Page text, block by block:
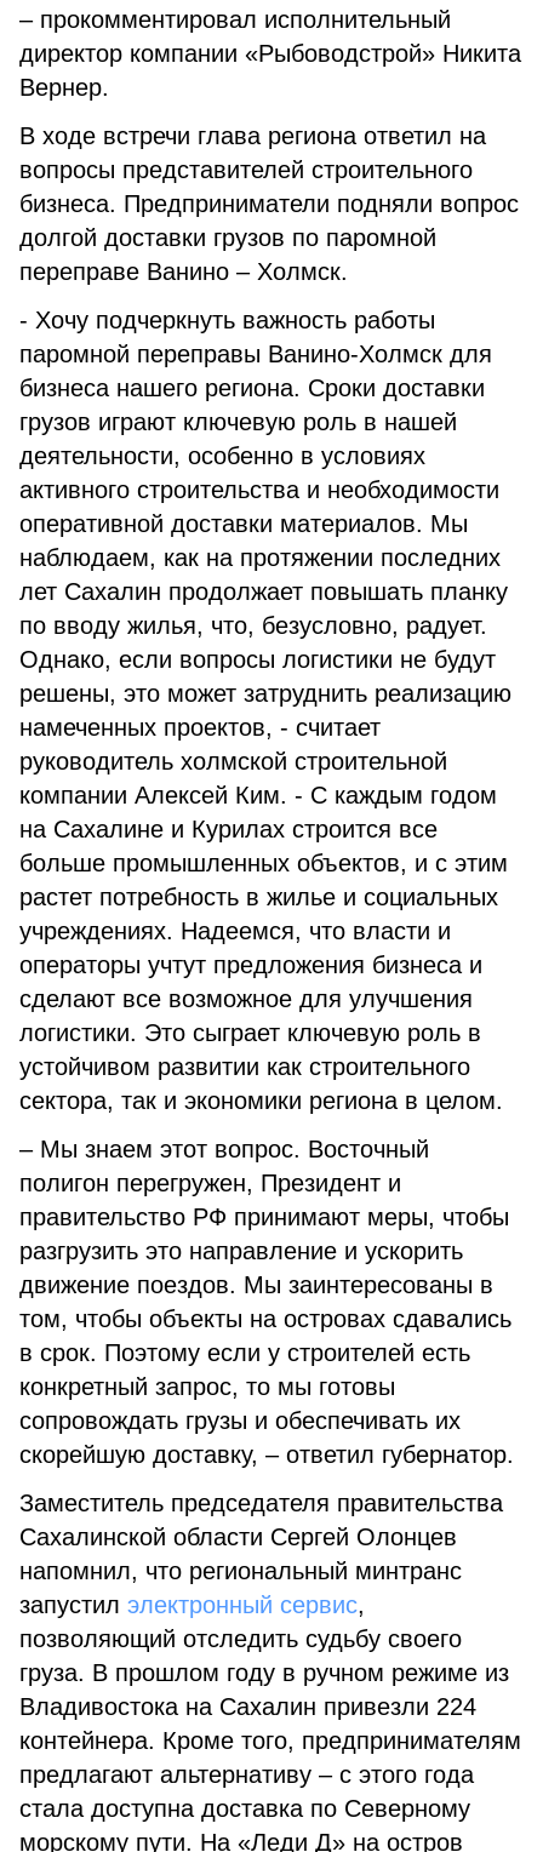
– прокомментировал исполнительный
директор компании «Рыбоводстрой» Никита
Вернер.
В ходе встречи глава региона ответил на
вопросы представителей строительного
бизнеса. Предприниматели подняли вопрос
долгой доставки грузов по паромной
переправе Ванино – Холмск.
- Хочу подчеркнуть важность работы
паромной переправы Ванино-Холмск для
бизнеса нашего региона. Сроки доставки
грузов играют ключевую роль в нашей
деятельности, особенно в условиях
активного строительства и необходимости
оперативной доставки материалов. Мы
наблюдаем, как на протяжении последних
лет Сахалин продолжает повышать планку
по вводу жилья, что, безусловно, радует.
Однако, если вопросы логистики не будут
решены, это может затруднить реализацию
намеченных проектов, - считает
руководитель холмской строительной
компании Алексей Ким. - С каждым годом
на Сахалине и Курилах строится все
больше промышленных объектов, и с этим
растет потребность в жилье и социальных
учреждениях. Надеемся, что власти и
операторы учтут предложения бизнеса и
сделают все возможное для улучшения
логистики. Это сыграет ключевую роль в
устойчивом развитии как строительного
сектора, так и экономики региона в целом.
– Мы знаем этот вопрос. Восточный
полигон перегружен, Президент и
правительство РФ принимают меры, чтобы
разгрузить это направление и ускорить
движение поездов. Мы заинтересованы в
том, чтобы объекты на островах сдавались
в срок. Поэтому если у строителей есть
конкретный запрос, то мы готовы
сопровождать грузы и обеспечивать их
скорейшую доставку, – ответил губернатор.
Заместитель председателя правительства
Сахалинской области Сергей Олонцев
напомнил, что региональный минтранс
запустил электронный сервис,
позволяющий отследить судьбу своего
груза. В прошлом году в ручном режиме из
Владивостока на Сахалин привезли 224
контейнера. Кроме того, предпринимателям
предлагают альтернативу – с этого года
стала доступна доставка по Северному
морскому пути. На «Леди Д» на остров